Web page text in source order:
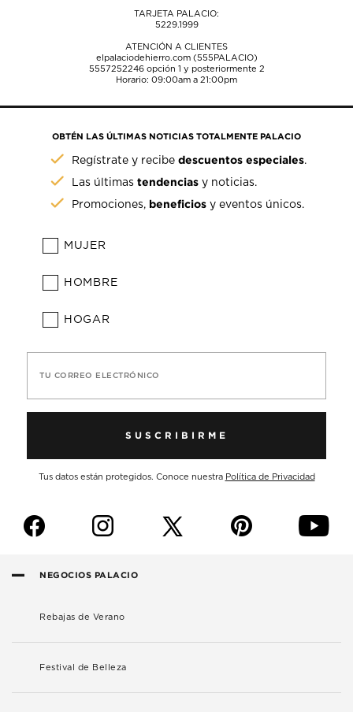
TARJETA PALACIO:
5229.1999
ATENCIÓN A CLIENTES
elpalaciodehierro.com (555PALACIO)
5557252246opción 1 y posteriormente 2
Horario: 09:00am a 21:00pm
OBTÉN LAS ÚLTIMAS NOTICIAS TOTALMENTE PALACIO
Regístrate y recibedescuentos especiales.
Las últimastendencias y noticias.
Promociones, beneficios y eventos únicos.
MUJER
HOMBRE
HOGAR
TU CORREO ELECTRÓNICO
SUSCRIBIRME
Tus datos están protegidos. Conoce nuestra Política de Privacidad
f i p y
NEGOCIOS PALACIO
Rebajas de Verano
Festival de Belleza